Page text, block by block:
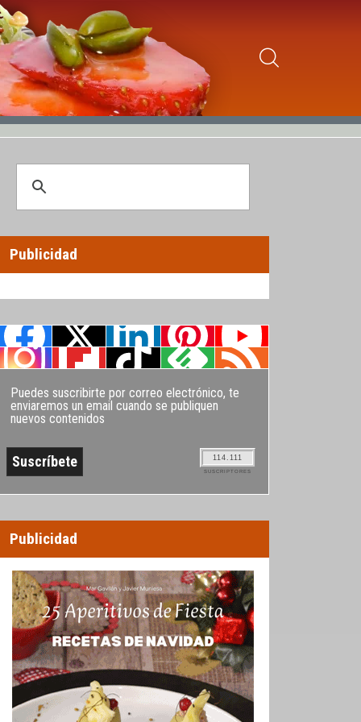
Publicidad
Puedes suscribirte por correo electrónico, te
enviaremos un email cuando se publiquen
nuevos contenidos
114.111
SUSCRIPTORES
Publicidad